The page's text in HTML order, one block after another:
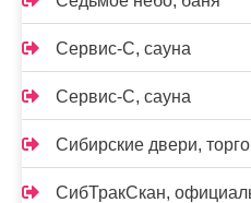
Сервис-С, сауна
Сервис-С, сауна
Сибирские двери,
СибТракСкан,